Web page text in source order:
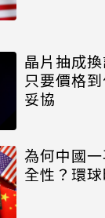
晶片抽成
只要價格
妥協
為何中國
全性？環